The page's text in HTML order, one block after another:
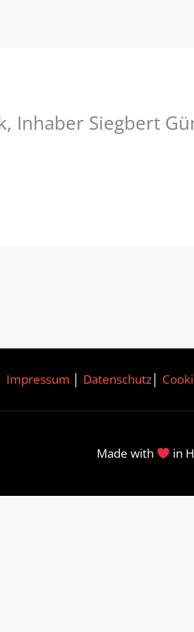
Inhaber Siegbert
Impressum Datenschutz│
Made with in